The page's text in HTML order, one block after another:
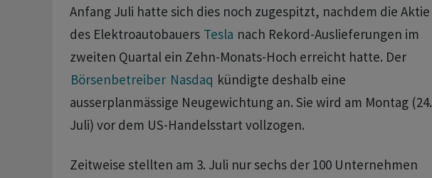
Anfang Juli hatte sich dies noch zugespitzt, nachdem die Aktie
des Elektroautobauers Tesla nach Rekord-Auslieferungen im
zweiten Quartal ein Zehn-Monats-Hoch erreicht hatte. Der
Börsenbetreiber Nasdaq kündigte deshalb eine
ausserplanmässige Neugewichtung an. Sie wird am Montag (24.
Juli) vor dem US-Handelsstart vollzogen.
Zeitweise stellten am 3. Juli nur sechs der 100 Unternehmen